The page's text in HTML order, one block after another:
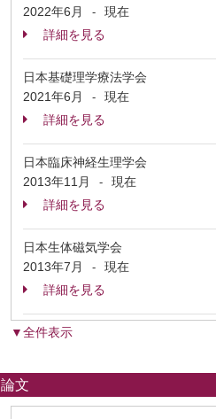
2022年6月
-
現在
詳細を見る
日本基礎理学療法学会
2021年6月
-
現在
詳細を見る
日本臨床神経生理学会
2013年11月
-
現在
詳細を見る
日本生体磁気学会
2013年7月
-
現在
詳細を見る
▼全件表示
論文